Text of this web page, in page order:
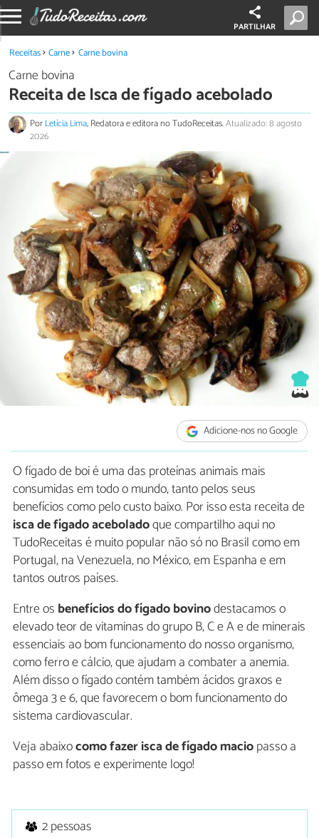
PARTILHAR
Receitas Carne Carne bovina
Carne bovina
Receita de Isca de fígado acebolado
PorLetícia Lima, Redatora e editora no TudoReceitas.Atualizado: 8 agosto
2026
Adicione-nos no Google
O fígado de boi é uma das proteínas animais mais
consumidas em todo o mundo, tanto pelos seus
benefícios como pelo custo baixo. Por isso esta receita de
isca de fígado aceboladoque compartilho aqui no
TudoReceitas é muito popular não só no Brasil como em
Portugal, na Venezuela, no México, em Espanha e em
tantos outros países.
Entre os benefícios do fígado bovinodestacamos o
elevado teor de vitaminas do grupo B, C e A e de minerais
essenciais ao bom funcionamento do nosso organismo,
como ferro e cálcio, que ajudam a combater a anemia.
Além disso o fígado contém também ácidos graxos e
ômega 3 e 6, que favorecem o bom funcionamento do
sistema cardiovascular.
Veja abaixocomo fazer isca de fígado maciopasso a
passo em fotos e experimente logo!
2 pessoas